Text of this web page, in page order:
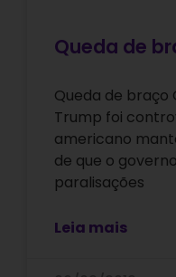
Queda de
Queda de braço
Trump foi
americano
de que o
paralisações
Leia mais